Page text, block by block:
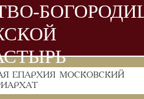
ЕПАРХИЯ МОСКОВСКИЙ